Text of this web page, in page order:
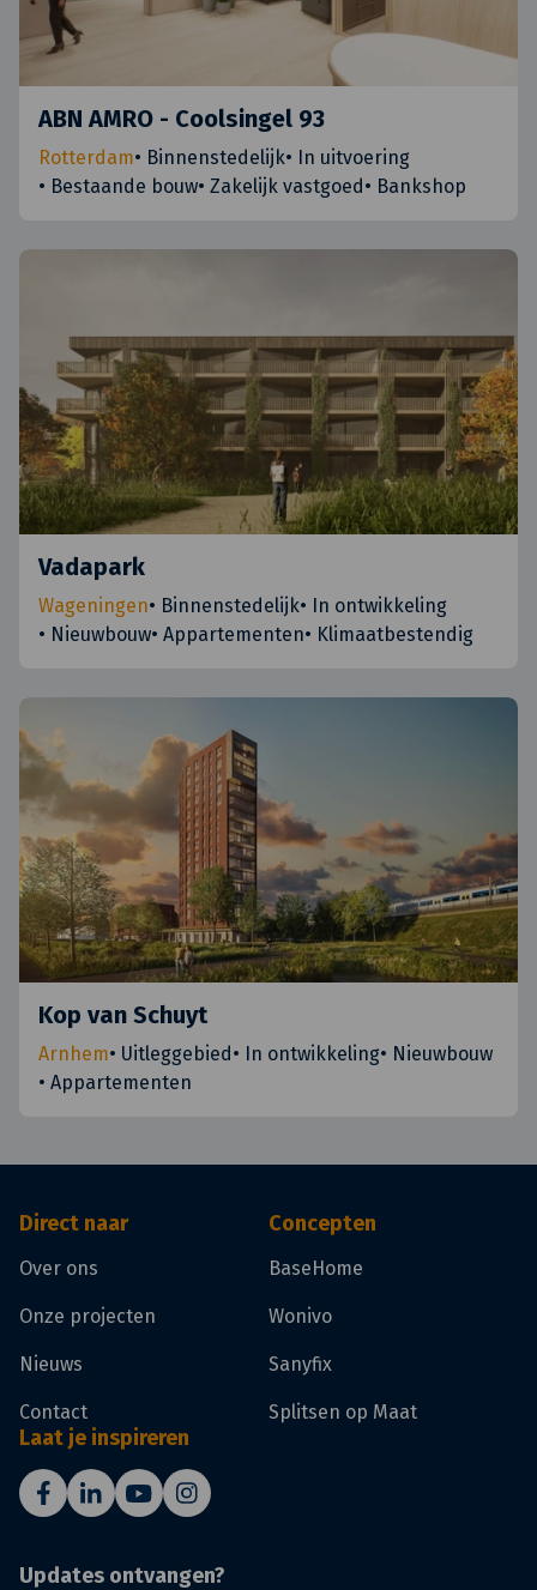
ABN AMRO - Coolsingel 93
Rotterdam• Binnenstedelijk• In uitvoering
• Bestaande bouw• Zakelijk vastgoed• Bankshop
Vadapark
Wageningen• Binnenstedelijk• In ontwikkeling
• Nieuwbouw• Appartementen• Klimaatbestendig
Kop van Schuyt
Arnhem• Uitleggebied• In ontwikkeling• Nieuwbouw
• Appartementen
Direct naar
Over ons
Onze projecten
Nieuws
Contact
Concepten
BaseHome
Wonivo
Sanyfix
Splitsen op Maat
Laat je inspireren
Updates ontvangen?